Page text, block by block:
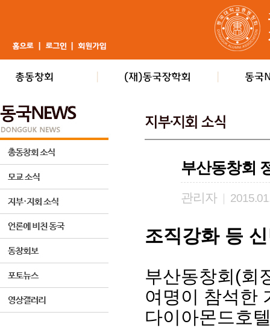
부산동창회
관리자
조직강화 등
부산동창회(회
여명이 참석한
다이아몬드호